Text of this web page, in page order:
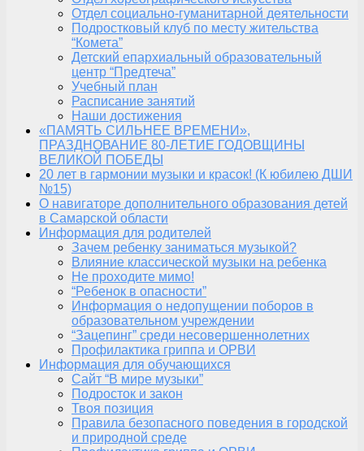
Отдел социально-гуманитарной деятельности
Подростковый клуб по месту жительства
“Комета”
Детский епархиальный образовательный
центр “Предтеча”
Учебный план
Расписание занятий
Наши достижения
«ПАМЯТЬ СИЛЬНЕЕ ВРЕМЕНИ»,
ПРАЗДНОВАНИЕ 80-ЛЕТИЕ ГОДОВЩИНЫ
ВЕЛИКОЙ ПОБЕДЫ
20 лет в гармонии музыки и красок! (К юбилею ДШИ
№15)
О навигаторе дополнительного образования детей
в Самарской области
Информация для родителей
Зачем ребенку заниматься музыкой?
Влияние классической музыки на ребенка
Не проходите мимо!
“Ребенок в опасности”
Информация о недопущении поборов в
образовательном учреждении
“Зацепинг” среди несовершеннолетних
Профилактика гриппа и ОРВИ
Информация для обучающихся
Сайт “В мире музыки”
Подросток и закон
Твоя позиция
Правила безопасного поведения в городской
и природной среде